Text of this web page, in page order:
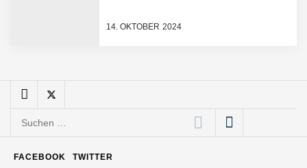
14. OKTOBER 2024
Novumstate übernimmt
Suchen
FACEBOOK TWITTER